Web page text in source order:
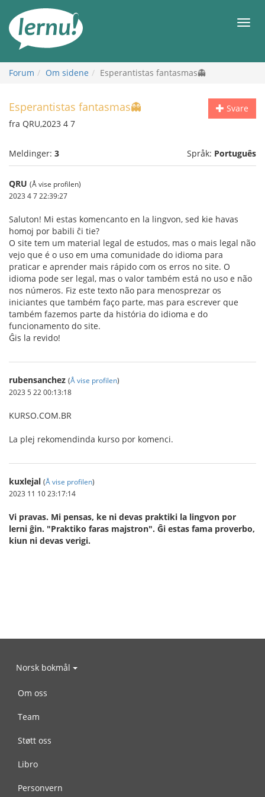
innholdet
Meny
Forum Om sidene Esperantistas fantasmas👻
Svare
Esperantistas fantasmas👻
fra QRU,2023 4 7
Meldinger: 3 Språk: Português
QRU (Å vise profilen)
2023 4 7 22:39:27
Saluton! Mi estas komencanto en la lingvon, sed kie havas
homoj por babili ĉi tie?
O site tem um material legal de estudos, mas o mais legal não
vejo que é o uso em uma comunidade do idioma para
praticar e aprender mais rápido com os erros no site. O
idioma pode ser legal, mas o valor também está no uso e não
nos números. Fiz este texto não para menosprezar os
iniciantes que também faço parte, mas para escrever que
também fazemos parte da história do idioma e do
funcionamento do site.
Ĝis la revido!
rubensanchez (Å vise profilen)
2023 5 22 00:13:18
KURSO.COM.BR
La plej rekomendinda kurso por komenci.
kuxlejal (Å vise profilen)
2023 11 10 23:17:14
Vi pravas. Mi pensas, ke ni devas praktiki la lingvon por
lerni ĝin. "Praktiko faras majstron". Ĝi estas fama proverbo,
kiun ni devas verigi.
Norsk bokmål
Om oss
Team
Støtt oss
Libro
Personvern